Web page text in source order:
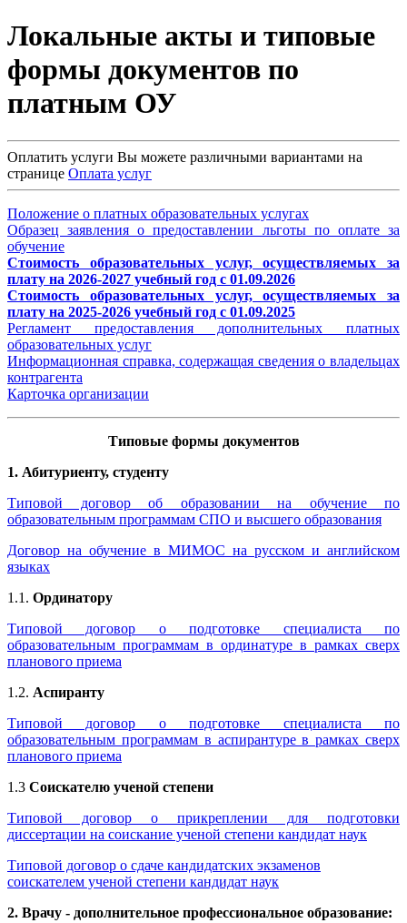
Локальные акты и типовые
формы документов по
платным ОУ
Оплатить услуги Вы можете различными вариантами на
странице Оплата услуг
Положение о платных образовательных услугах
Образец заявления о предоставлении льготы по оплате за
обучение
Стоимость образовательных услуг, осуществляемых за
плату на 2026-2027 учебный год с 01.09.2026
Стоимость образовательных услуг, осуществляемых за
плату на 2025-2026 учебный год с 01.09.2025
Регламент предоставления дополнительных платных
образовательных услуг
Информационная справка, содержащая сведения о владельцах
контрагента
Карточка организации
Типовые формы документов
1. Абитуриенту, студенту
Типовой договор об образовании на обучение по
образовательным программам СПО и высшего образования
Договор на обучение в МИМОС на русском и английском
языках
1.1. Ординатору
Типовой договор о подготовке специалиста по
образовательным программам в ординатуре в рамках сверх
планового приема
1.2. Аспиранту
Типовой договор о подготовке специалиста по
образовательным программам в аспирантуре в рамках сверх
планового приема
1.3 Соискателю ученой степени
Типовой договор о прикреплении для подготовки
диссертации на соискание ученой степени кандидат наук
Типовой договор о сдаче кандидатских экзаменов
соискателем ученой степени кандидат наук
2. Врачу - дополнительное профессиональное образование: